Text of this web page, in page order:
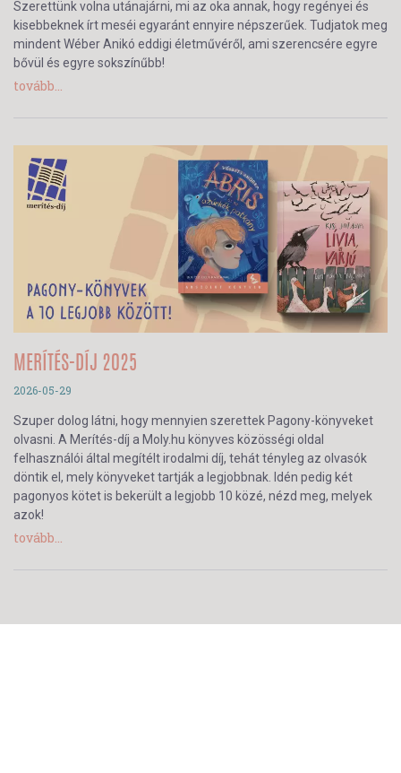
Szerettünk volna utánajárni, mi az oka annak, hogy regényei és
kisebbeknek írt meséi egyaránt ennyire népszerűek. Tudjatok meg
mindent Wéber Anikó eddigi életművéről, ami szerencsére egyre
bővül és egyre sokszínűbb!
tovább...
MERÍTÉS-DÍJ 2025
2026-05-29
Szuper dolog látni, hogy mennyien szerettek Pagony-könyveket
olvasni. A Merítés-díj a Moly.hu könyves közösségi oldal
felhasználói által megítélt irodalmi díj, tehát tényleg az olvasók
döntik el, mely könyveket tartják a legjobbnak. Idén pedig két
pagonyos kötet is bekerült a legjobb 10 közé, nézd meg, melyek
azok!
tovább...